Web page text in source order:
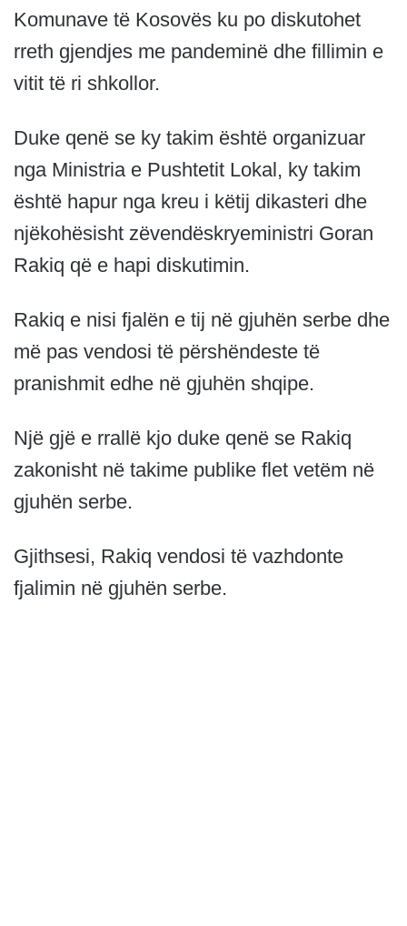
Komunave të Kosovës ku po diskutohet
rreth gjendjes me pandeminë dhe fillimin e
vitit të ri shkollor.
Duke qenë se ky takim është organizuar
nga Ministria e Pushtetit Lokal, ky takim
është hapur nga kreu i këtij dikasteri dhe
njëkohësisht zëvendëskryeministri Goran
Rakiq që e hapi diskutimin.
Rakiq e nisi fjalën e tij në gjuhën serbe dhe
më pas vendosi të përshëndeste të
pranishmit edhe në gjuhën shqipe.
Një gjë e rrallë kjo duke qenë se Rakiq
zakonisht në takime publike flet vetëm në
gjuhën serbe.
Gjithsesi, Rakiq vendosi të vazhdonte
fjalimin në gjuhën serbe.